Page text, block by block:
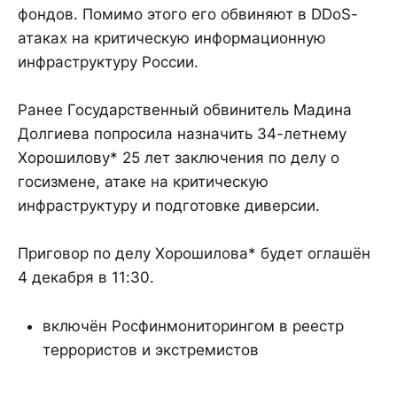
фондов. Помимо этого его обвиняют в DDoS-
атаках на критическую информационную
инфраструктуру России.
Ранее Государственный обвинитель Мадина
Долгиева попросила назначить 34-летнему
Хорошилову* 25 лет заключения по делу о
госизмене, атаке на критическую
инфраструктуру и подготовке диверсии.
Приговор по делу Хорошилова* будет оглашён
4 декабря в 11:30.
включён Росфинмониторингом в реестр
террористов и экстремистов